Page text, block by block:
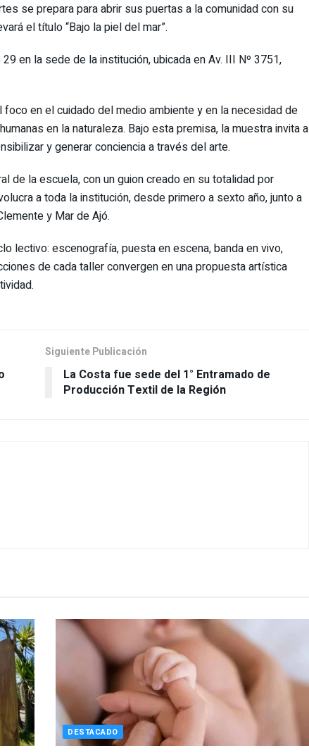
se prepara para abrir sus puertas a la comunidad con su
el título “Bajo la piel del mar”.
en la sede de la institución, ubicada en Av. III Nº 3751,
en el cuidado del medio ambiente y en la necesidad de
en la naturaleza. Bajo esta premisa, la muestra invita a
y generar conciencia a través del arte.
de la escuela, con un guion creado en su totalidad por
a toda la institución, desde primero a sexto año, junto a
y Mar de Ajó.
lectivo: escenografía, puesta en escena, banda en vivo,
de cada taller convergen en una propuesta artística
Siguiente Publicación
La Costa fue sede del 1° Entramado de
Producción Textil de la Región
DESTACADO